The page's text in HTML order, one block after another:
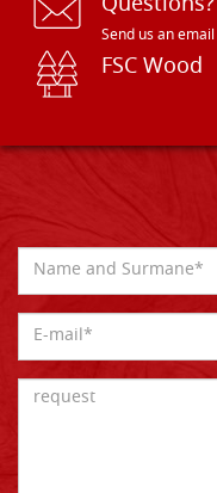
Send us an email
FSC Wood